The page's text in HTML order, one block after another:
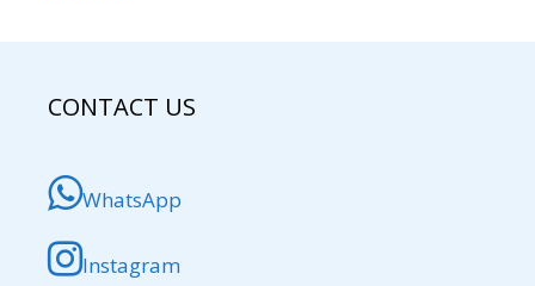
CONTACT US
WhatsApp
Instagram